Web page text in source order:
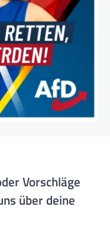
Vorschläge
über deine